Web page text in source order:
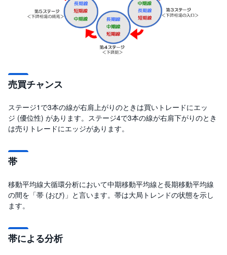
売買チャンス
ステージ1で3本の線が右肩上がりのときは買いトレードにエッ
ジ (優位性) があります。ステージ4で3本の線が右肩下がりのとき
は売りトレードにエッジがあります。
帯
移動平均線大循環分析において中期移動平均線と長期移動平均線
の間を「帯 (おび)」と言います。帯は大局トレンドの状態を示し
ます。
帯による分析